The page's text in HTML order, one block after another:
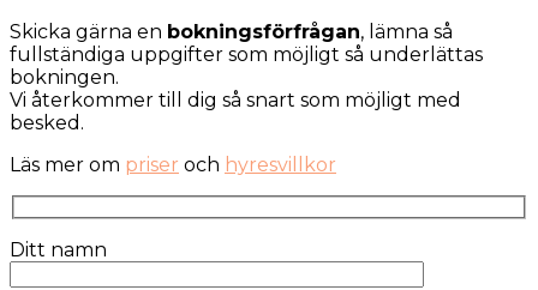
Skicka gärna en bokningsförfrågan, lämna så
fullständiga uppgifter som möjligt så underlättas
bokningen.
Vi återkommer till dig så snart som möjligt med
besked.
Läs mer om priser och hyresvillkor
Ditt namn